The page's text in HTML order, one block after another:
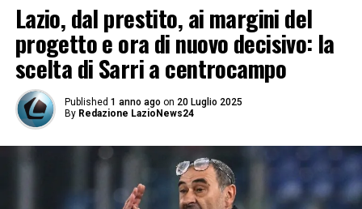
Lazio, dal prestito, ai margini del
progetto e ora di nuovo decisivo: la
scelta di Sarri a centrocampo
Published 1 anno ago on 20 Luglio 2025
By Redazione LazioNews24